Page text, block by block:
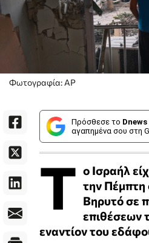
Φωτογραφία: AP
Πρόσθεσε το Dnews
αγαπημένα σου στη
Τ ο Ισραήλ
την Πέμπτη
Βηρυτό σε
επιθέσεων
εναντίον του